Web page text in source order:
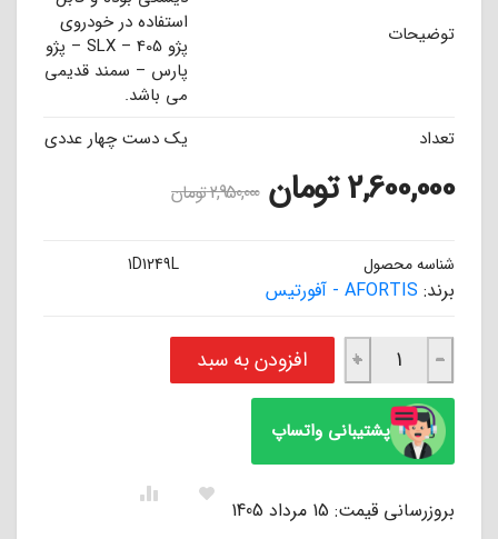
توضیحات
استفاده در خودروی
پژو 405 – SLX – پژو
پارس – سمند قدیمی
می باشد.
تعداد
یک دست چهار عددی
2,600,000تومان 2,950,000تومان
شناسه محصول 1D1249L
برند: AFORTIS - آفورتیس
لنت ترمز جلو پژو 405 – پژو پارس - SLX آفورتیس AFORTIS عدد
−
+ افزودن به سبد
پشتیبانی واتساپ
بروزرسانی قیمت: 15 مرداد 1405